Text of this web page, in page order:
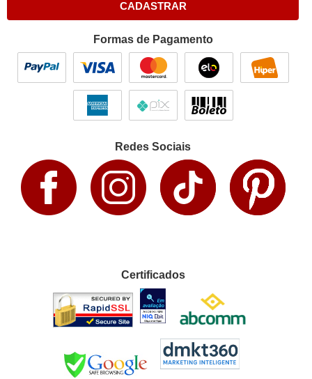
CADASTRAR
Formas de Pagamento
Redes Sociais
Certificados